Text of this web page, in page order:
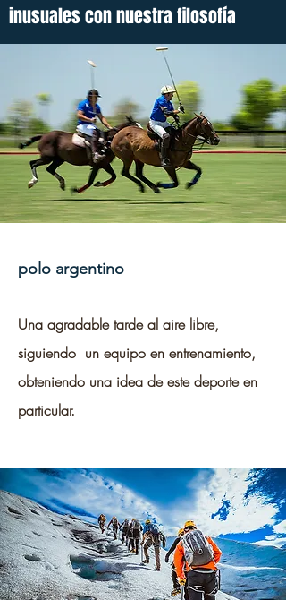
inusuales con nuestra filosofía
polo argentino
Una agradable tarde al aire libre,
siguiendo un equipo en entrenamiento,
obteniendo una idea de este deporte en
particular.